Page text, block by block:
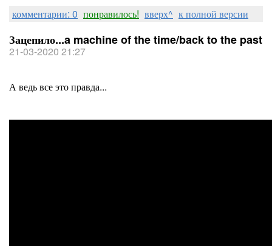
комментарии: 0 понравилось! вверх^ к полной версии
Зацепило...a machine of the time/back to the past
21-03-2020 21:27
А ведь все это правда...